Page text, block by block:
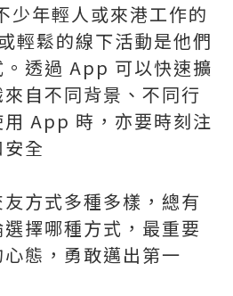
少年輕人或來港工作的
輕鬆的線下活動是他們
透過 App 可以快速擴
自不同背景、不同行
App 時，亦要時刻注
全
方式多種多樣，總有
擇哪種方式，最重要
態，勇敢邁出第一